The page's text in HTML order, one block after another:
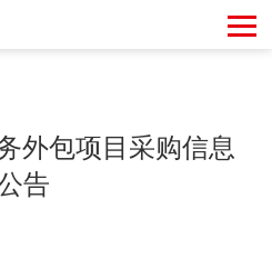
外包项目采购信息
告